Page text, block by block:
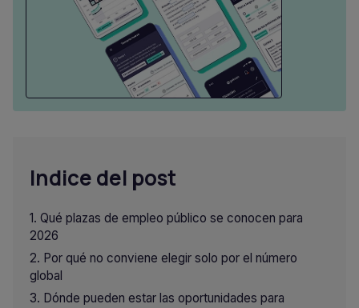
Indice del post
Qué plazas de empleo público se conocen para
2026
Por qué no conviene elegir solo por el número
global
Dónde pueden estar las oportunidades para